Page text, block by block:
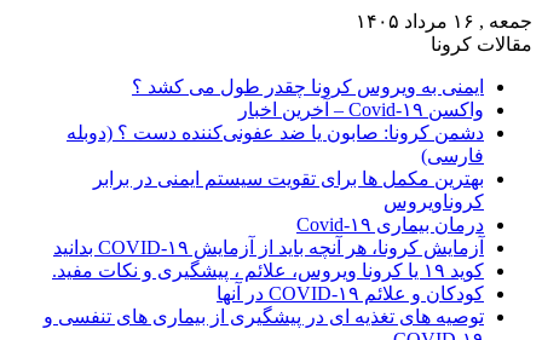
جمعه , ۱۶ مرداد ۱۴۰۵
مقالات کرونا
ایمنی به ویروس کرونا چقدر طول می کشد ؟
واکسن Covid-۱۹ – آخرین اخبار
دشمن کرونا: صابون یا ضد عفونی‌کننده دست ؟ (دوبله
فارسی)
بهترین مکمل ها برای تقویت سیستم ایمنی در برابر
کروناویروس
درمان بیماری Covid-۱۹
آزمایش کرونا، هر آنچه باید از آزمایش COVID-۱۹ بدانید
کوید ۱۹ یا کرونا ویروس، علائم ، پیشگیری و نکات مفید.
کودکان و علائم COVID-۱۹ در آنها
توصیه های تغذیه ای در پیشگیری از بیماری های تنفسی و